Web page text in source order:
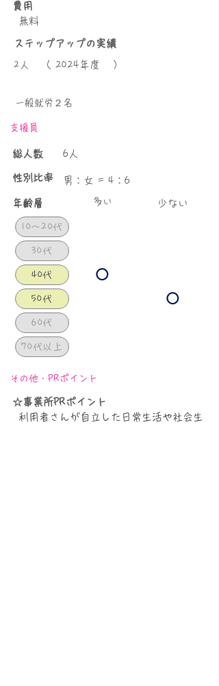
​費用
無料
​ステップアップの実績
2人 （ ）
2024年度
一般就労２名
支援員
総人数 6人
性別比率 男：女 = 4：6
年齢層 ​多い
10〜20代
30代
40代
50代
60代
70代以上
少ない
その他・PRポイント
☆事業所PRポイント
利用者さんが自立した日常生活や社会生